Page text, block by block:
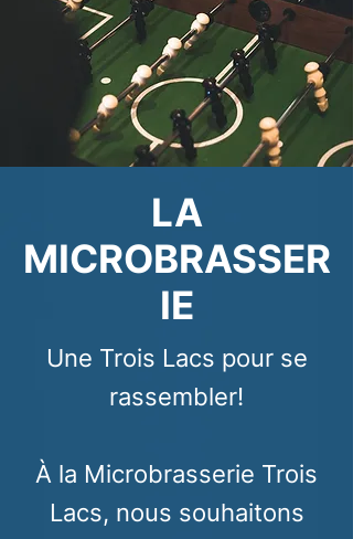
LA
MICROBRASSER
IE
Une Trois Lacs pour se
rassembler!
À la Microbrasserie Trois
Lacs, nous souhaitons